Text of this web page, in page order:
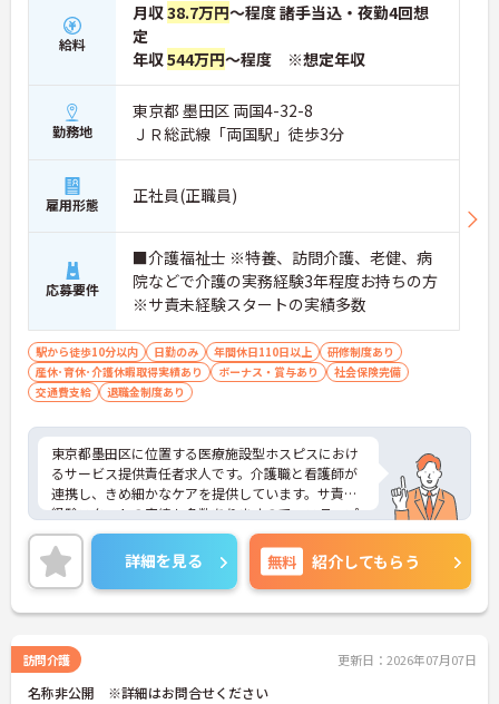
給料
月収38.7万円～程度 諸手当込・夜勤4回想
定
年収544万円～程度 ※想定年収
勤務地
東京都 墨田区 両国4-32-8
ＪＲ総武線「両国駅」徒歩3分
雇用形態 正社員(正職員)
応募要件
■介護福祉士 ※特養、訪問介護、老健、病
院などで介護の実務経験3年程度お持ちの方
※サ責未経験スタートの実績多数
駅から徒歩10分以内 日勤のみ 年間休日110日以上
研修制度あり
産休･育休･介護休暇取得実績あり
ボーナス・賞与あり
社会保険完備
交通費支給
退職金制度あり
東京都墨田区に位置する医療施設型ホスピスにおけ
るサービス提供責任者求人です。介護職と看護師が
連携し、きめ細かなケアを提供しています。サ責未
経験スタートの実績も多数ありますので、ステップ
アップを目指す方にもおすすめです。年間休日は11
5日と多く、プライベートを大切にしながらご勤務
いただけます。最寄り駅より徒歩圏内の好立地も魅
力です。
ご興味のある方には、面接対策ポイントなど、さら
さい！
詳細を見る 無料 紹介してもらう
訪問介護 更新日：2026年07月07日
名称非公開 ※詳細はお問合せください